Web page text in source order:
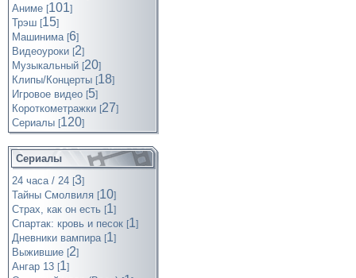
Аниме [101]
Трэш [15]
Машинима [6]
Видеоуроки [2]
Музыкальный [20]
Клипы/Концерты [18]
Игровое видео [5]
Короткометражки [27]
Cериалы [120]
Сериалы
24 часа / 24 [3]
Тайны Смолвиля [10]
Страх, как он есть [1]
Спартак: кровь и песок [1]
Дневники вампира [1]
Выжившие [2]
Ангар 13 [1]